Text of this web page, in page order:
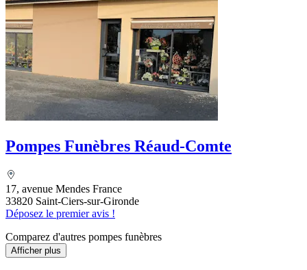
Pompes Funèbres Réaud-Comte
17, avenue Mendes France
33820 Saint-Ciers-sur-Gironde
Déposez le premier avis !
Comparez d'autres pompes funèbres
Afficher plus